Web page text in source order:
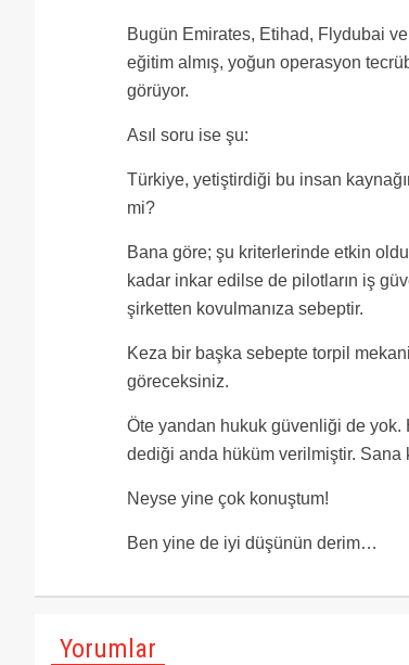
Bugün Emirates, Etihad, Flydubai
eğitim almış, yoğun operasyon
görüyor.
Asıl soru ise şu:
Türkiye, yetiştirdiği bu insan
mi?
Bana göre; şu kriterlerinde etkin
kadar inkar edilse de pilotların iş
şirketten kovulmanıza sebeptir.
Keza bir başka sebepte torpil
göreceksiniz.
Öte yandan hukuk güvenliği de yok.
dediği anda hüküm verilmiştir. Sana
Neyse yine çok konuştum!
Ben yine de iyi düşünün derim…
Yorumlar